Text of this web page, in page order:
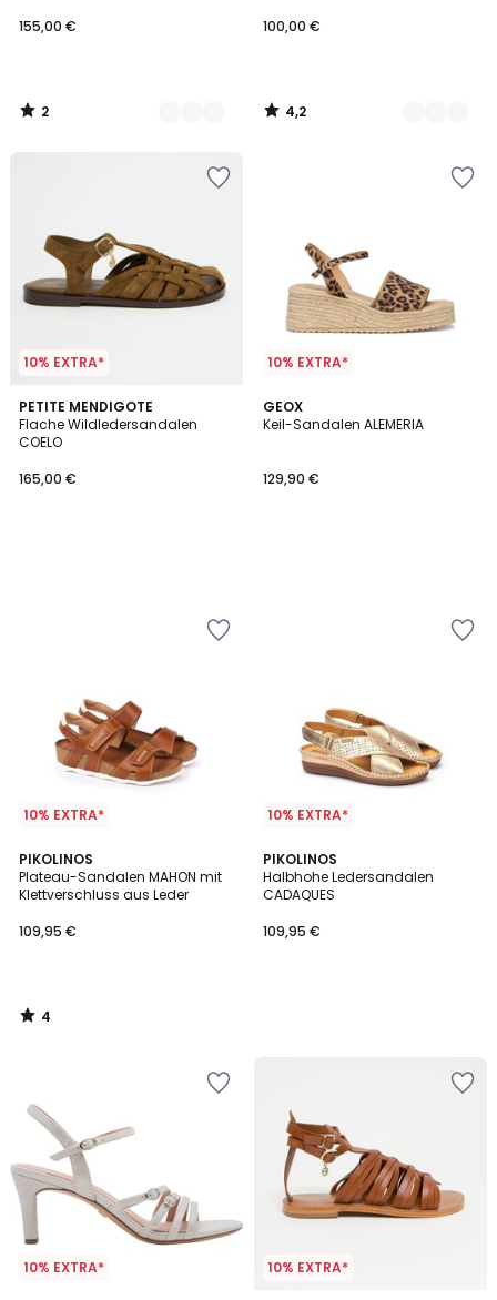
155,00 €
2
/
100,00 €
4,2
/
10% EXTRA*
PETITE MENDIGOTE
Flache Wildledersandalen
COELO
165,00 €
10% EXTRA*
GEOX
Keil-Sandalen ALEMERIA
129,90 €
10% EXTRA*
PIKOLINOS
Plateau-Sandalen MAHON mit
Klettverschluss aus Leder
109,95 €
4
/
5
4
/
10% EXTRA*
PIKOLINOS
Halbhohe Ledersandalen
CADAQUES
109,95 €
10% EXTRA* 10% EXTRA*